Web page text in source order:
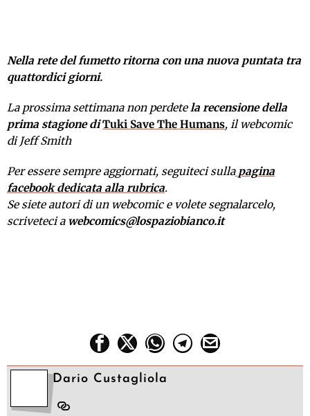
Nella rete del fumetto ritorna con una nuova puntata tra
quattordici giorni.
La prossima settimana non perdetela recensione della
prima stagione diTuki Save The Humans, il webcomic
di Jeff Smith
Per essere sempre aggiornati, seguiteci sulla pagina
facebook dedicata alla rubrica.
Se siete autori di un webcomic e volete segnalarcelo,
scriveteci a webcomics@lospaziobianco.it
Dario Custagliola